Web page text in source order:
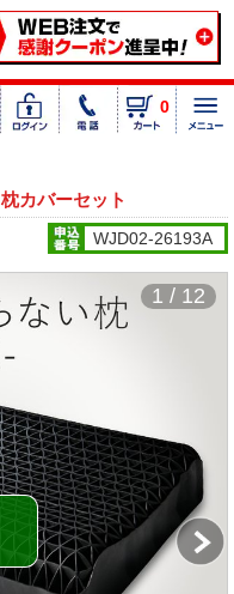
0
枕カバーセット
WJD02-26193A
1 / 12